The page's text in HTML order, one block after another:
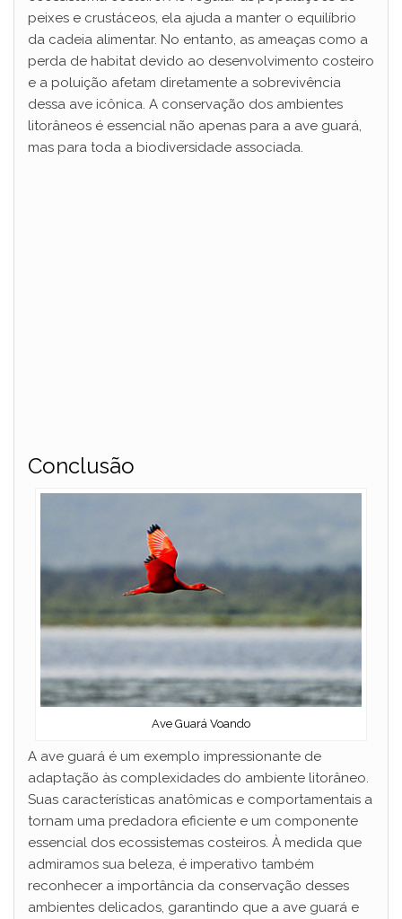
peixes e crustáceos, ela ajuda a manter o equilíbrio
da cadeia alimentar. No entanto, as ameaças como a
perda de habitat devido ao desenvolvimento costeiro
e a poluição afetam diretamente a sobrevivência
dessa ave icônica. A conservação dos ambientes
litorâneos é essencial não apenas para a ave guará,
mas para toda a biodiversidade associada.
Conclusão
Ave Guará Voando
A ave guará é um exemplo impressionante de
adaptação às complexidades do ambiente litorâneo.
Suas características anatômicas e comportamentais a
tornam uma predadora eficiente e um componente
essencial dos ecossistemas costeiros. À medida que
admiramos sua beleza, é imperativo também
reconhecer a importância da conservação desses
ambientes delicados, garantindo que a ave guará e